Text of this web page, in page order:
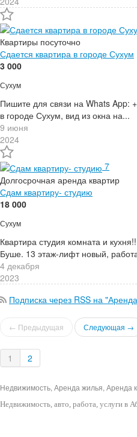
Квартиры посуточно
Сдается квартира в городе Сухум
3 000
Сухум
Пишите для связи на Whats App:
в городе Сухум, вид из окна на...
9 июня
2024
7
Долгосрочная аренда квартир
Сдам квартиру- студию
18 000
Сухум
Квартира студия комната и
Буше. 13 этаж-лифт новый,
4 декабря
2023
Подписка через RSS на
← Предыдущая Следующая →
1 2
Недвижимость, Аренда жилья, Аренда
Недвижимость , авто, работа, услуги в